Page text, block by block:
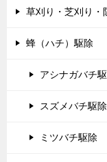
草刈り・芝刈り・
蜂（ハチ）駆除
アシナガバチ
スズメバチ駆除
ミツバチ駆除